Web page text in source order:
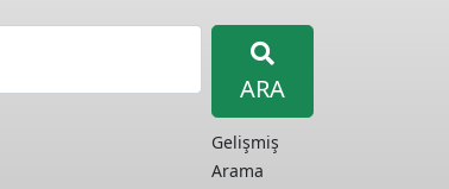
ARA
Gelişmiş
Arama